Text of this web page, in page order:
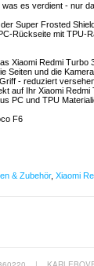
es verdient - nur
Super Frosted
Rückseite mit TPU-
Xiaomi Redmi Turbo
Seiten und die Kamera
- reduziert
auf Ihr Xiaomi Redmi
PC und TPU
F6
& Zubehör, Xiaomi